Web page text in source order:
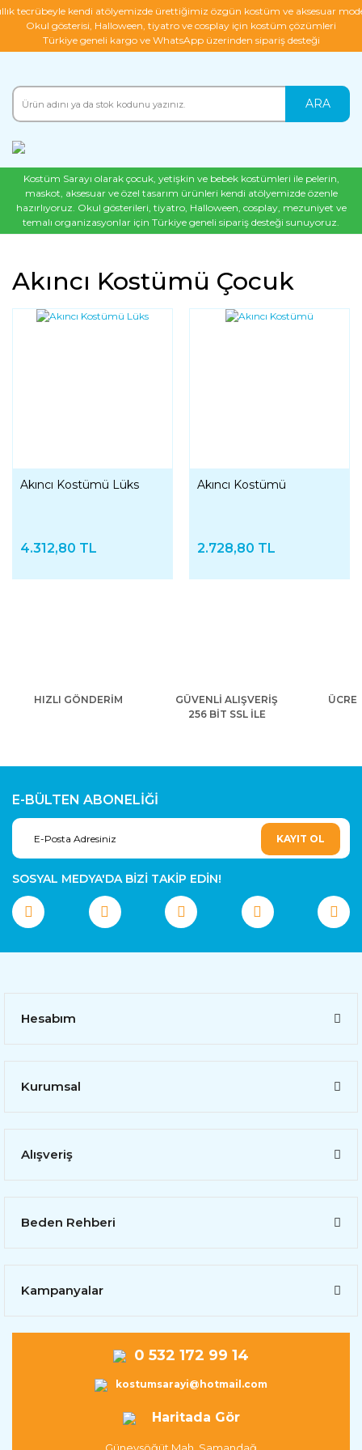
tecrübeyle kendi atölyemizde ürettiğimiz özgün kostüm ve aksesuar
Okul gösterisi, Halloween, tiyatro ve cosplay için kostüm çözümleri
Türkiye geneli kargo ve WhatsApp üzerinden sipariş desteği
ARA
Kostüm Sarayı olarak çocuk, yetişkin ve bebek kostümleri ile pelerin,
maskot, aksesuar ve özel tasarım ürünleri kendi atölyemizde özenle
hazırlıyoruz. Okul gösterileri, tiyatro, Halloween, cosplay, mezuniyet ve
temalı organizasyonlar için Türkiye geneli sipariş desteği sunuyoruz.
Akıncı Kostümü Çocuk
Akıncı Kostümü Lüks
4.312,80 TL
Akıncı Kostümü
2.728,80 TL
HIZLI GÖNDERİM
GÜVENLİ ALIŞVERİŞ
256 BİT SSL İLE
E-BÜLTEN ABONELİĞİ
KAYIT OL
SOSYAL MEDYA'DA BİZİ TAKİP EDİN!
Hesabım
Kurumsal
Alışveriş
Beden Rehberi
Kampanyalar
0 532 172 99 14
kostumsarayi@hotmail.com
Haritada Gör